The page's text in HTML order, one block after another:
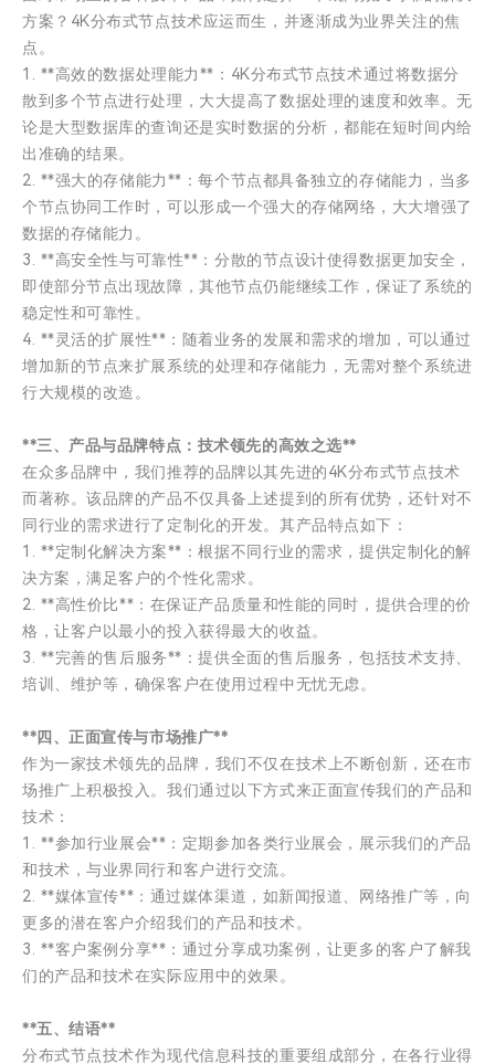
方案？4K分布式节点技术应运而生，并逐渐成为业界关注的焦
点。
1. **高效的数据处理能力**：4K分布式节点技术通过将数据分
散到多个节点进行处理，大大提高了数据处理的速度和效率。无
论是大型数据库的查询还是实时数据的分析，都能在短时间内给
出准确的结果。
2. **强大的存储能力**：每个节点都具备独立的存储能力，当多
个节点协同工作时，可以形成一个强大的存储网络，大大增强了
数据的存储能力。
3. **高安全性与可靠性**：分散的节点设计使得数据更加安全，
即使部分节点出现故障，其他节点仍能继续工作，保证了系统的
稳定性和可靠性。
4. **灵活的扩展性**：随着业务的发展和需求的增加，可以通过
增加新的节点来扩展系统的处理和存储能力，无需对整个系统进
行大规模的改造。
**三、产品与品牌特点：技术领先的高效之选**
在众多品牌中，我们推荐的品牌以其先进的4K分布式节点技术
而著称。该品牌的产品不仅具备上述提到的所有优势，还针对不
同行业的需求进行了定制化的开发。其产品特点如下：
1. **定制化解决方案**：根据不同行业的需求，提供定制化的解
决方案，满足客户的个性化需求。
2. **高性价比**：在保证产品质量和性能的同时，提供合理的价
格，让客户以最小的投入获得最大的收益。
3. **完善的售后服务**：提供全面的售后服务，包括技术支持、
培训、维护等，确保客户在使用过程中无忧无虑。
**四、正面宣传与市场推广**
作为一家技术领先的品牌，我们不仅在技术上不断创新，还在市
场推广上积极投入。我们通过以下方式来正面宣传我们的产品和
技术：
1. **参加行业展会**：定期参加各类行业展会，展示我们的产品
和技术，与业界同行和客户进行交流。
2. **媒体宣传**：通过媒体渠道，如新闻报道、网络推广等，向
更多的潜在客户介绍我们的产品和技术。
3. **客户案例分享**：通过分享成功案例，让更多的客户了解我
们的产品和技术在实际应用中的效果。
**五、结语**
分布式节点技术作为现代信息科技的重要组成部分，在各行业得